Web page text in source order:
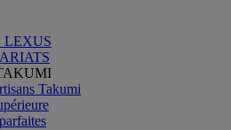
LEXUS
Takumi